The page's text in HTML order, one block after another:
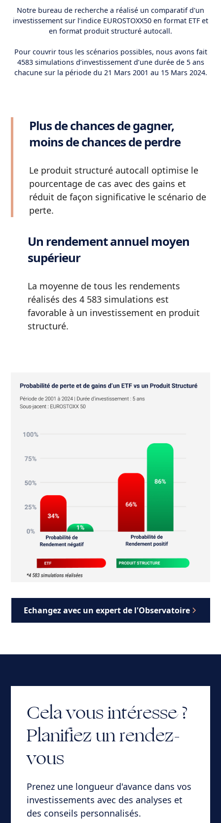
Notre bureau de recherche a réalisé un comparatif d'un
investissement sur l’indice EUROSTOXX50 en format ETF et
en format produit structuré autocall.
Pour couvrir tous les scénarios possibles, nous avons fait
4583 simulations d’investissement d’une durée de 5 ans
chacune sur la période du 21 Mars 2001 au 15 Mars 2024.
Plus de chances de gagner,
moins de chances de perdre
Le produit structuré autocall optimise le
pourcentage de cas avec des gains et
réduit de façon significative le scénario de
perte.
Un rendement annuel moyen
supérieur
La moyenne de tous les rendements
réalisés des 4 583 simulations est
favorable à un investissement en produit
structuré.
Echangez avec un expert de l'Observatoire
Cela vous intéresse ?
Planifiez un rendez-
vous
Prenez une longueur d'avance dans vos
investissements avec des analyses et
des conseils personnalisés.